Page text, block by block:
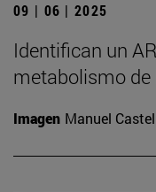
09 | 06 | 2025
Identifican un
metabolismo de
Imagen Manuel